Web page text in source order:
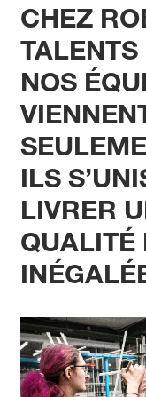
CHEZ
NOS
ILS
LIVRER
QUALITÉ